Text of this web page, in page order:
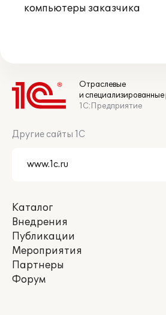
компьютеры заказчика
Отраслевые
и
1С:Предприятие
Другие сайты 1С
Каталог
Внедрения
Публикации
Мероприятия
Партнеры
Форум